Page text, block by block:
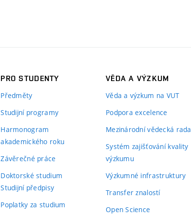
PRO STUDENTY
Předměty
Studijní programy
Harmonogram
akademického roku
Závěrečné práce
Doktorské studium
Studijní předpisy
Poplatky za studium
VĚDA A VÝZKUM
Věda a výzkum na VUT
Podpora excelence
Mezinárodní vědecká rada
Systém zajišťování kvality
výzkumu
Výzkumné infrastruktury
Transfer znalostí
Open Science